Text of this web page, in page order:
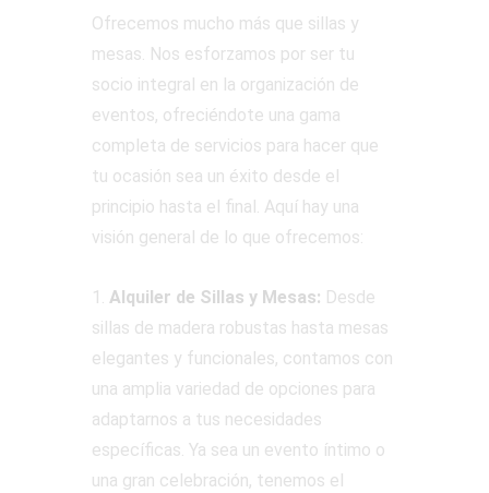
Ofrecemos mucho más que sillas y
mesas. Nos esforzamos por ser tu
socio integral en la organización de
eventos, ofreciéndote una gama
completa de servicios para hacer que
tu ocasión sea un éxito desde el
principio hasta el final. Aquí hay una
visión general de lo que ofrecemos:
1. Alquiler de Sillas y Mesas: Desde
sillas de madera robustas hasta mesas
elegantes y funcionales, contamos con
una amplia variedad de opciones para
adaptarnos a tus necesidades
específicas. Ya sea un evento íntimo o
una gran celebración, tenemos el